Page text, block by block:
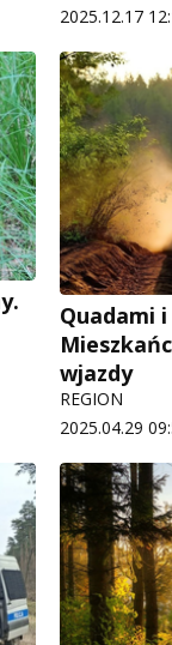
2025.12.17
Quadami
wjazdy
REGION
2025.04.29